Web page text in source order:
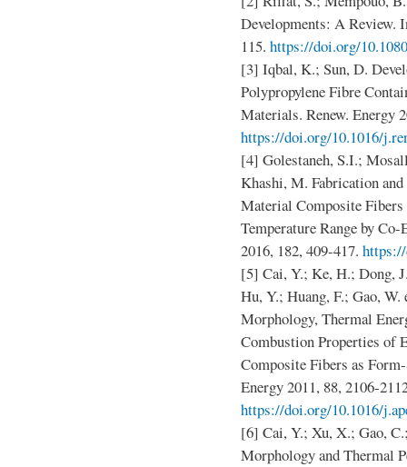
Developments: A Review.
115. https://doi.org/
[3] Iqbal, K.; Sun, D.
Polypropylene Fibre
Materials. Renew. Energy
https://doi.org/10.1016/
[4] Golestaneh, S.I.;
Khashi, M. Fabrication
Material Composite
Temperature Range by
2016, 182, 409-417.
[5] Cai, Y.; Ke, H.; Dong,
Hu, Y.; Huang, F.; Gao,
Morphology, Thermal
Combustion Properties of
Composite Fibers as
Energy 2011, 88, 2106-
https://doi.org/10.1016/
[6] Cai, Y.; Xu, X.; Gao,
Morphology and Thermal